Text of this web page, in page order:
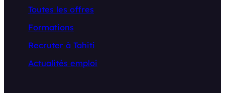
Toutes les offres
Formations
Recruter à Tahiti
Actualités emploi